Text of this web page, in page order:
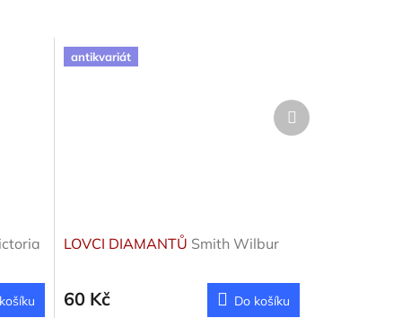
antikvariát
LOVCI DIAMANTŮ Smith Wilbur
60 Kč Do košíku
Další
produkt